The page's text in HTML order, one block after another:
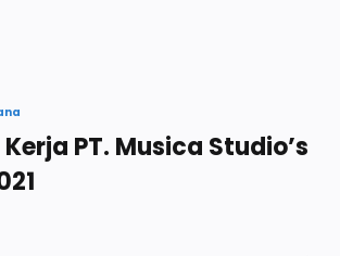
PT. Musica Studio’s